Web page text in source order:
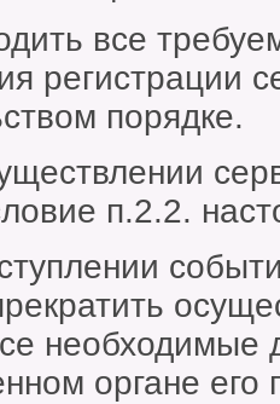
все
регистрации
порядке.
п.2.2.
необходимые
органе